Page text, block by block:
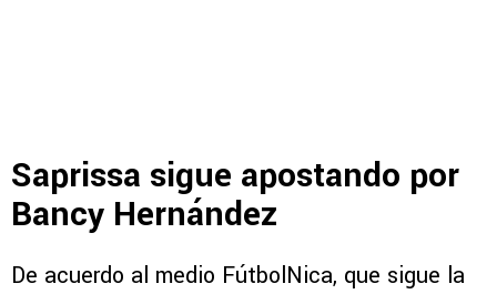
Saprissa sigue apostando por
Bancy Hernández
De acuerdo al medio FútbolNica, que sigue la